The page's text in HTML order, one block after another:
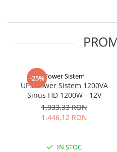
Redresoare auto, moto, barci si
-25%Power Sistem
UPS Power Sistem 1200VA
Sinus HD 1200W - 12V
1.933,33 RON
1.446,12 RON
IN STOC